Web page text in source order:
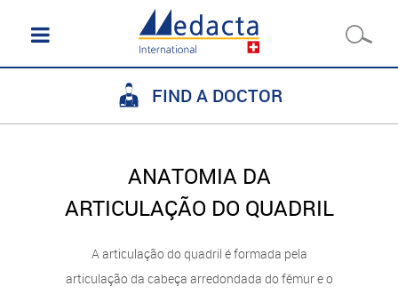
FIND A DOCTOR
ANATOMIA DA
ARTICULAÇÃO DO QUADRIL
A articulação do quadril é formada pela
articulação da cabeça arredondada do fêmur e o